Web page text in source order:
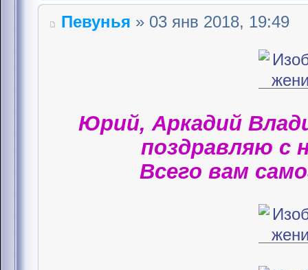
Певунья » 03 янв 2018, 19:49
Юрий, Аркадий
поздравляю с
Всего вам